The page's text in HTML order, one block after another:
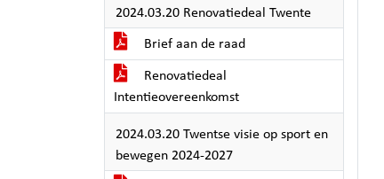
2024.03.20 Renovatiedeal Twente
Brief aan de raad
Renovatiedeal
Intentieovereenkomst
2024.03.20 Twentse visie op sport en
bewegen 2024-2027